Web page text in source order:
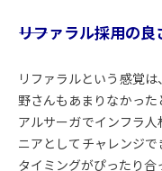
――リファラル採用の
リファラルという感覚
野さんもあまりなかった
アルサーガでインフラ
ニアとしてチャレンジで
タイミングがぴったり合